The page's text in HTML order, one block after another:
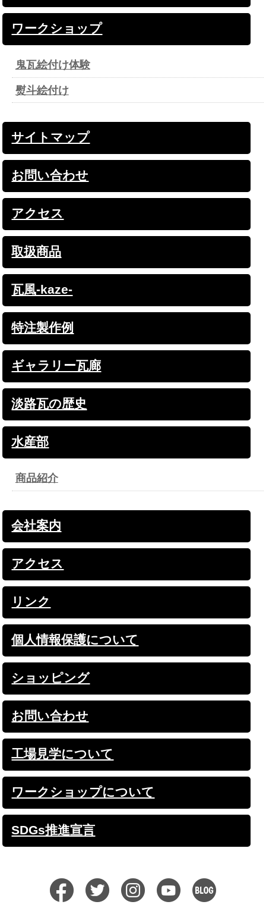
ワークショップ
鬼瓦絵付け体験
熨斗絵付け
サイトマップ
お問い合わせ
アクセス
取扱商品
瓦風-kaze-
特注製作例
ギャラリー瓦廊
淡路瓦の歴史
水産部
商品紹介
会社案内
アクセス
リンク
個人情報保護について
ショッピング
お問い合わせ
工場見学について
ワークショップについて
SDGs推進宣言